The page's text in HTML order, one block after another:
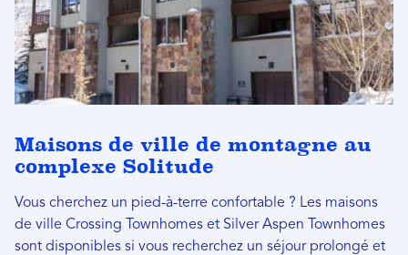
Maisons de ville de montagne au
complexe Solitude
Vous cherchez un pied-à-terre confortable ? Les maisons
de ville Crossing Townhomes et Silver Aspen Townhomes
sont disponibles si vous recherchez un séjour prolongé et